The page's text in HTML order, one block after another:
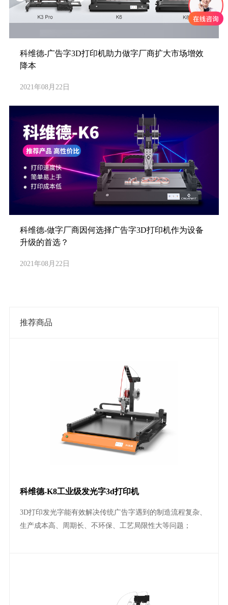
科维德-广告字3D打印机助力做字厂商扩大市场增效
降本
2021年08月22日
科维德-做字厂商因何选择广告字3D打印机作为设备
升级的首选？
2021年08月22日
推荐商品
科维德-K8工业级发光字3d打印机
3D打印发光字能有效解决传统广告字遇到的制造流程复杂、
生产成本高、周期长、不环保、工艺局限性大等问题；